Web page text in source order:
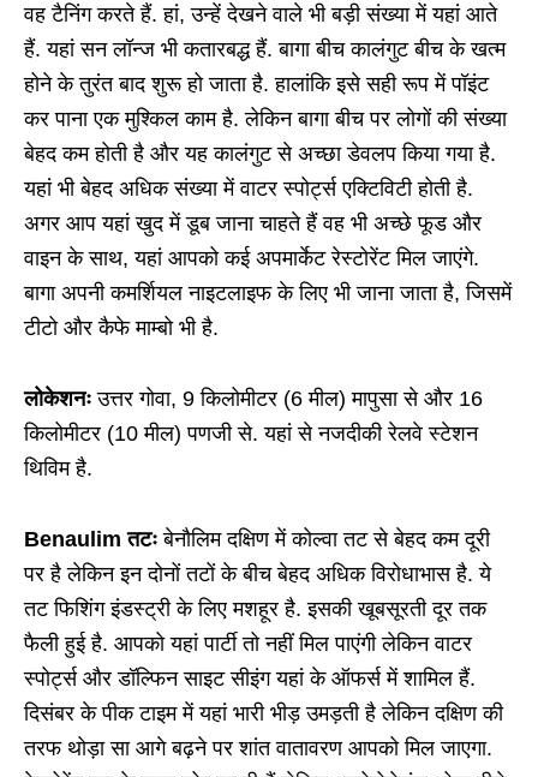
वह टैनिंग करते हैं. हां, उन्हें देखने वाले भी बड़ी संख्या में यहां आते
हैं. यहां सन लॉन्ज भी कतारबद्ध हैं. बागा बीच कालंगुट बीच के खत्म
होने के तुरंत बाद शुरू हो जाता है. हालांकि इसे सही रूप में पॉइंट
कर पाना एक मुश्किल काम है. लेकिन बागा बीच पर लोगों की संख्या
बेहद कम होती है और यह कालंगुट से अच्छा डेवलप किया गया है.
यहां भी बेहद अधिक संख्या में वाटर स्पोर्ट्स एक्टिविटी होती है.
अगर आप यहां खुद में डूब जाना चाहते हैं वह भी अच्छे फूड और
वाइन के साथ, यहां आपको कई अपमार्केट रेस्टोरेंट मिल जाएंगे.
बागा अपनी कमर्शियल नाइटलाइफ के लिए भी जाना जाता है, जिसमें
टीटो और कैफे माम्बो भी है.
लोकेशनः उत्तर गोवा, 9 किलोमीटर (6 मील) मापुसा से और 16
किलोमीटर (10 मील) पणजी से. यहां से नजदीकी रेलवे स्टेशन
थिविम है.
Benaulim तटः बेनौलिम दक्षिण में कोल्वा तट से बेहद कम दूरी
पर है लेकिन इन दोनों तटों के बीच बेहद अधिक विरोधाभास है. ये
तट फिशिंग इंडस्ट्री के लिए मशहूर है. इसकी खूबसूरती दूर तक
फैली हुई है. आपको यहां पार्टी तो नहीं मिल पाएंगी लेकिन वाटर
स्पोर्ट्स और डॉल्फिन साइट सीइंग यहां के ऑफर्स में शामिल हैं.
दिसंबर के पीक टाइम में यहां भारी भीड़ उमड़ती है लेकिन दक्षिण की
तरफ थोड़ा सा आगे बढ़ने पर शांत वातावरण आपको मिल जाएगा.